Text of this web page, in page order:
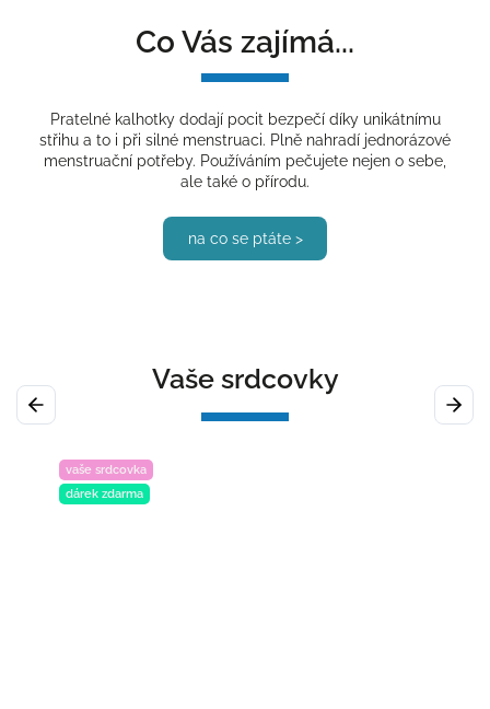
Co Vás zajímá...
Pratelné kalhotky dodají pocit bezpečí díky unikátnímu
střihu a to i při silné menstruaci. Plně nahradí jednorázové
menstruační potřeby. Používáním pečujete nejen o sebe,
ale také o přírodu.
na co se ptáte >
Vaše srdcovky
Previous
vaše srdcovka
dárek zdarma
Next